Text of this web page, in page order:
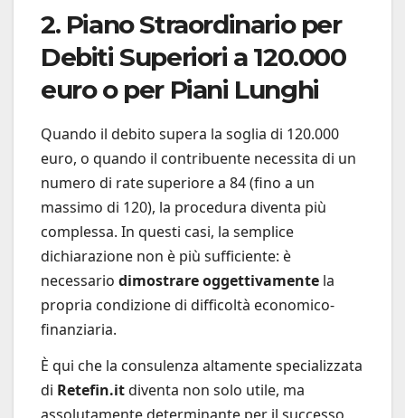
2. Piano Straordinario per
Debiti Superiori a 120.000
euro o per Piani Lunghi
Quando il debito supera la soglia di 120.000
euro, o quando il contribuente necessita di un
numero di rate superiore a 84 (fino a un
massimo di 120), la procedura diventa più
complessa. In questi casi, la semplice
dichiarazione non è più sufficiente: è
necessario dimostrare oggettivamente la
propria condizione di difficoltà economico-
finanziaria.
È qui che la consulenza altamente specializzata
di Retefin.itdiventa non solo utile, ma